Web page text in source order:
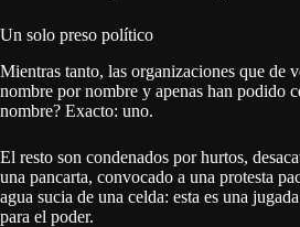
Un solo preso político
Mientras tanto, las organizaciones que de
nombre por nombre y apenas han podido
nombre? Exacto: uno.
El resto son condenados por hurtos,
una pancarta, convocado a una protesta
agua sucia de una celda: esta es una
para el poder.